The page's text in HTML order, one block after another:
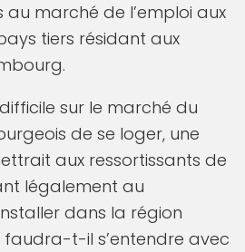
marché de l’emploi aux
tiers résidant aux
sur le marché du
de se loger, une
aux ressortissants de
légalement au
dans la région
faudra-t-il s’entendre avec